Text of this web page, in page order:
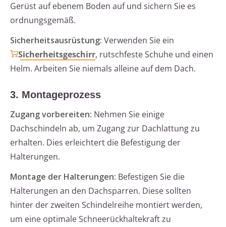
Gerüst auf ebenem Boden auf und sichern Sie es
ordnungsgemäß.
Sicherheitsausrüstung: Verwenden Sie ein
Sicherheitsgeschirr, rutschfeste Schuhe und einen
Helm. Arbeiten Sie niemals alleine auf dem Dach.
3. Montageprozess
Zugang vorbereiten: Nehmen Sie einige
Dachschindeln ab, um Zugang zur Dachlattung zu
erhalten. Dies erleichtert die Befestigung der
Halterungen.
Montage der Halterungen: Befestigen Sie die
Halterungen an den Dachsparren. Diese sollten
hinter der zweiten Schindelreihe montiert werden,
um eine optimale Schneerückhaltekraft zu